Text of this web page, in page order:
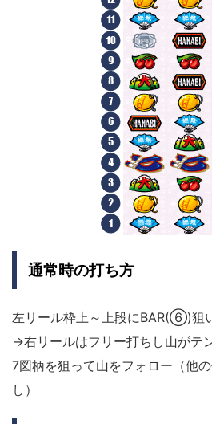
通常時の打ち方
左リール枠上～上段にBAR(⑥)狙
→右リールはフリー打ちし山がテ
7図柄を狙って山をフォロー（他
し）